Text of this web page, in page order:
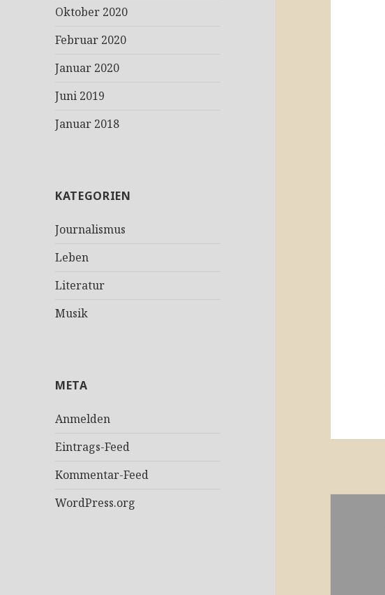
Oktober 2020
Februar 2020
Januar 2020
Juni 2019
Januar 2018
KATEGORIEN
Journalismus
Leben
Literatur
Musik
META
Anmelden
Eintrags-Feed
Kommentar-Feed
WordPress.org